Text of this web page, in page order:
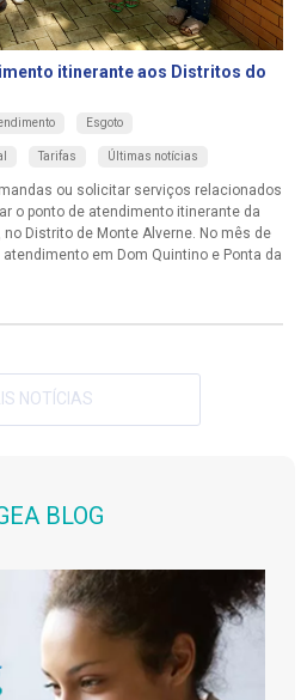
itinerante aos Distritos do
Esgoto
Tarifas Últimas notícias
ou solicitar serviços relacionados
o ponto de atendimento itinerante da
Distrito de Monte Alverne. No mês de
em Dom Quintino e Ponta da
NOTÍCIAS
BLOG